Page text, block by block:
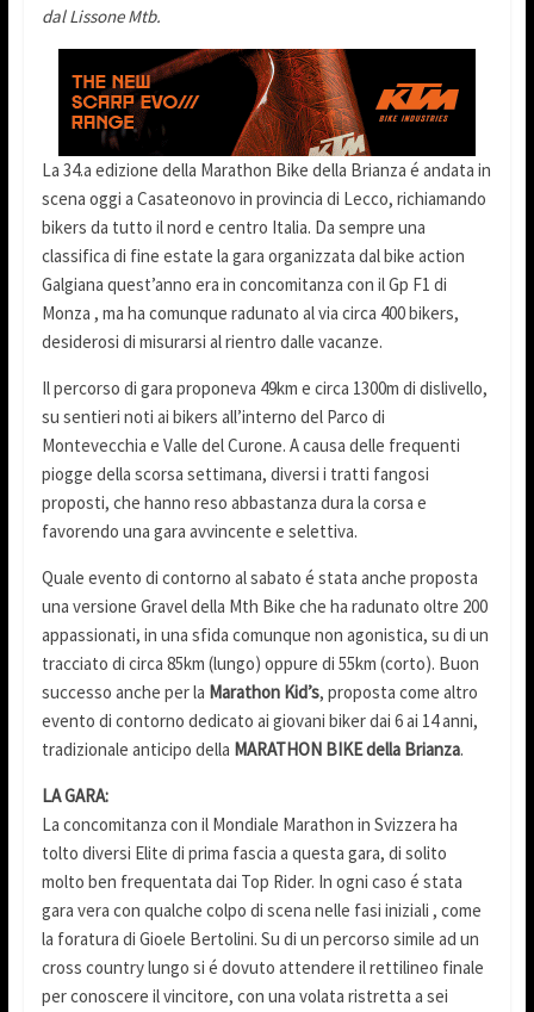
dal Lissone Mtb.
La 34.a edizione della Marathon Bike della Brianza é andata in
scena oggi a Casateonovo in provincia di Lecco, richiamando
bikers da tutto il nord e centro Italia. Da sempre una
classifica di fine estate la gara organizzata dal bike action
Galgiana quest’anno era in concomitanza con il Gp F1 di
Monza , ma ha comunque radunato al via circa 400 bikers,
desiderosi di misurarsi al rientro dalle vacanze.
Il percorso di gara proponeva 49km e circa 1300m di dislivello,
su sentieri noti ai bikers all’interno del Parco di
Montevecchia e Valle del Curone. A causa delle frequenti
piogge della scorsa settimana, diversi i tratti fangosi
proposti, che hanno reso abbastanza dura la corsa e
favorendo una gara avvincente e selettiva.
Quale evento di contorno al sabato é stata anche proposta
una versione Gravel della Mth Bike che ha radunato oltre 200
appassionati, in una sfida comunque non agonistica, su di un
tracciato di circa 85km (lungo) oppure di 55km (corto). Buon
successo anche per la Marathon Kid’s, proposta come altro
evento di contorno dedicato ai giovani biker dai 6 ai 14 anni,
tradizionale anticipo della MARATHON BIKE della Brianza.
LA GARA:
La concomitanza con il Mondiale Marathon in Svizzera ha
tolto diversi Elite di prima fascia a questa gara, di solito
molto ben frequentata dai Top Rider. In ogni caso é stata
gara vera con qualche colpo di scena nelle fasi iniziali , come
la foratura di Gioele Bertolini. Su di un percorso simile ad un
cross country lungo si é dovuto attendere il rettilineo finale
per conoscere il vincitore, con una volata ristretta a sei